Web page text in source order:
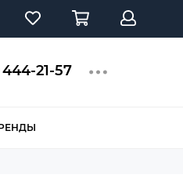
21-57